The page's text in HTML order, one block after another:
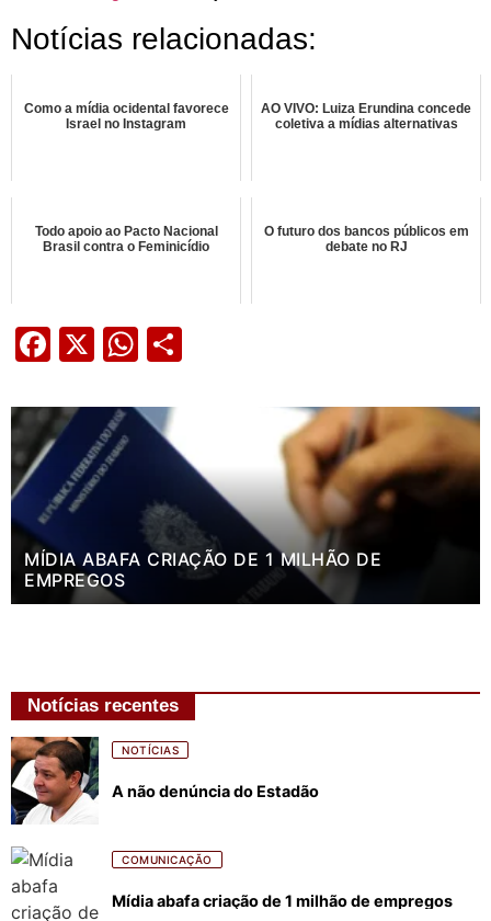
Notícias relacionadas:
Como a mídia ocidental favorece
Israel no Instagram
AO VIVO: Luiza Erundina concede
coletiva a mídias alternativas
Todo apoio ao Pacto Nacional
Brasil contra o Feminicídio
O futuro dos bancos públicos em
debate no RJ
Facebook
X WhatsApp
MÍDIA ABAFA CRIAÇÃO DE 1 MILHÃO DE
EMPREGOS
Notícias recentes
NOTÍCIAS
A não denúncia do Estadão
COMUNICAÇÃO
Mídia abafa criação de 1 milhão de empregos